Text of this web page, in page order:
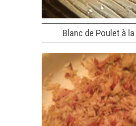
Blanc de Poulet à